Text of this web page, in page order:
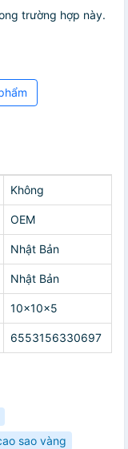
trường hợp này.
Không
OEM
Nhật Bản
Nhật Bản
10x10x5
6553156330697
sao vàng